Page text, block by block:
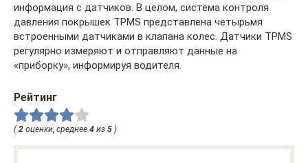
информация с датчиков. В целом, система контроля
давления покрышек TPMS представлена четырьмя
встроенными датчиками в клапана колес. Датчики TPMS
регулярно измеряют и отправляют данные на
«приборку», информируя водителя.
Рейтинг
( 2 оценки, среднее 4 из 5 )